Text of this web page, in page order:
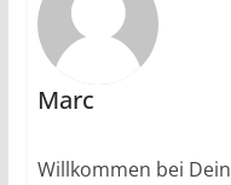
Marc
Willkommen bei